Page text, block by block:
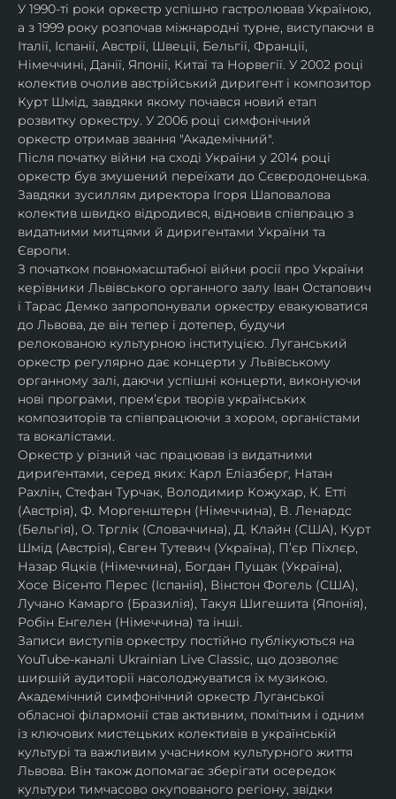
У 1990-ті роки оркестр успішно гастролював Україною,
а з 1999 року розпочав міжнародні турне, виступаючи в
Італії, Іспанії, Австрії, Швеції, Бельгії, Франції,
Німеччині, Данії, Японії, Китаї та Норвегії. У 2002 році
колектив очолив австрійський диригент і композитор
Курт Шмід, завдяки якому почався новий етап
розвитку оркестру. У 2006 році симфонічний
оркестр отримав звання "Академічний".
Після початку війни на сході України у 2014 році
оркестр був змушений переїхати до Сєвєродонецька.
Завдяки зусиллям директора Ігоря Шаповалова
колектив швидко відродився, відновив співпрацю з
видатними митцями й диригентами України та
Європи.
З початком повномасштабної війни росії про України
керівники Львівського органного залу Іван Остапович
і Тарас Демко запропонували оркестру евакуюватися
до Львова, де він тепер і дотепер, будучи
релокованою культурною інституцією. Луганський
оркестр регулярно дає концерти у Львівському
органному залі, даючи успішні концерти, виконуючи
нові програми, прем’єри творів українських
композиторів та співпрацюючи з хором, органістами
та вокалістами.
Оркестр у різний час працював із видатними
дириґентами, серед яких: Карл Еліазберг, Натан
Рахлін, Стефан Турчак, Володимир Кожухар, К. Етті
(Австрія), Ф. Моргенштерн (Німеччина), В. Ленардс
(Бельгія), О. Трглік (Словаччина), Д. Клайн (США), Курт
Шмід (Австрія), Євген Тутевич (Україна), П’єр Піхлєр,
Назар Яцків (Німеччина), Богдан Пущак (Україна),
Хосе Вісенто Перес (Іспанія), Вінстон Фогель (США),
Лучано Камарго (Бразилія), Такуя Шигешита (Японія),
Робін Енгелен (Німеччина) та інші.
Записи виступів оркестру постійно публікуються на
YouTube-каналі Ukrainian Live Classic, що дозволяє
ширшій аудиторії насолоджуватися їх музикою​.
Академічний симфонічний оркестр Луганської
обласної філармонії став активним, помітним і одним
із ключових мистецьких колективів в українській
культурі та важливим учасником культурного життя
Львова. Він також допомагає зберігати осередок
культури тимчасово окупованого регіону, звідки